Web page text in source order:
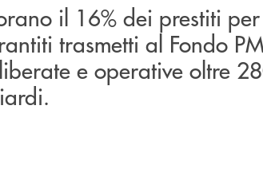
il 16% dei prestiti
trasmetti al Fondo
e operative oltre